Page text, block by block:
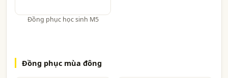
Đồng phục học sinh M5
Đồng phục mùa đông